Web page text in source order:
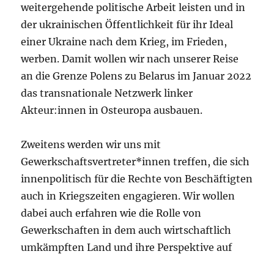
weitergehende politische Arbeit leisten und in
der ukrainischen Öffentlichkeit für ihr Ideal
einer Ukraine nach dem Krieg, im Frieden,
werben. Damit wollen wir nach unserer Reise
an die Grenze Polens zu Belarus im Januar 2022
das transnationale Netzwerk linker
Akteur:innen in Osteuropa ausbauen.
Zweitens werden wir uns mit
Gewerkschaftsvertreter*innen treffen, die sich
innenpolitisch für die Rechte von Beschäftigten
auch in Kriegszeiten engagieren. Wir wollen
dabei auch erfahren wie die Rolle von
Gewerkschaften in dem auch wirtschaftlich
umkämpften Land und ihre Perspektive auf